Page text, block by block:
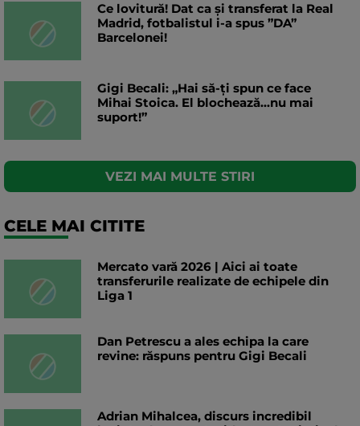
Ce lovitură! Dat ca și transferat la Real
Madrid, fotbalistul i-a spus ”DA”
Barcelonei!
Gigi Becali: „Hai să-ți spun ce face
Mihai Stoica. El blochează...nu mai
suport!”
VEZI MAI MULTE STIRI
CELE MAI CITITE
Mercato vară 2026 | Aici ai toate
transferurile realizate de echipele din
Liga 1
Dan Petrescu a ales echipa la care
revine: răspuns pentru Gigi Becali
Adrian Mihalcea, discurs incredibil